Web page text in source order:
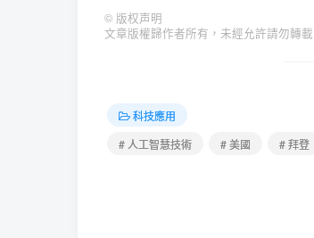
© 版权声明
文章版權歸作者所有，未經允許請勿轉載
科技應用
# 人工智慧技術
# 美國 # 拜登